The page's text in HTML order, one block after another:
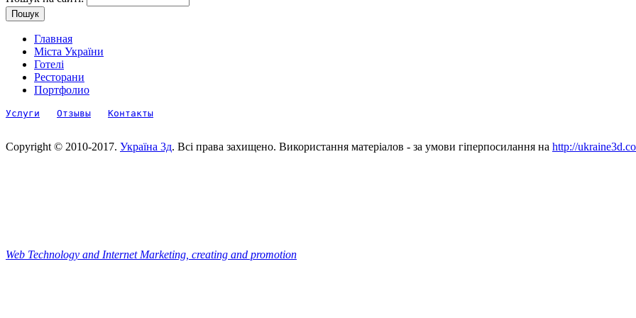
Главная
Міста України
Готелі
Ресторани
Портфолио
Услуги Отзывы Контакты
Copyright © 2010-2017. Україна 3д. Всі права захищено. Використання матеріалов - за умови гіперпосилання на http://
Web Technology and Internet Marketing, сreating and promotion